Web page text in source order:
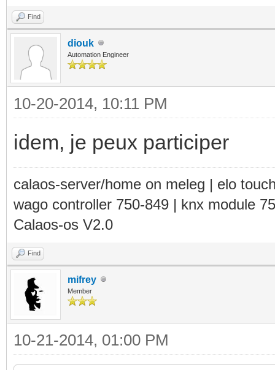
Find
diouk
Automation Engineer
10-20-2014, 10:11 PM
idem, je peux participer
calaos-server/home on meleg | elo
wago controller 750-849 | knx module
Calaos-os V2.0
Find
mifrey
Member
10-21-2014, 01:00 PM